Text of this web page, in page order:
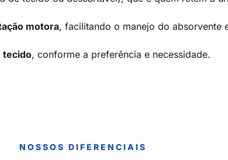
motora, facilitando o manejo do absorvente
tecido, conforme a preferência e necessidade.
NOSSOS DIFERENCIAIS